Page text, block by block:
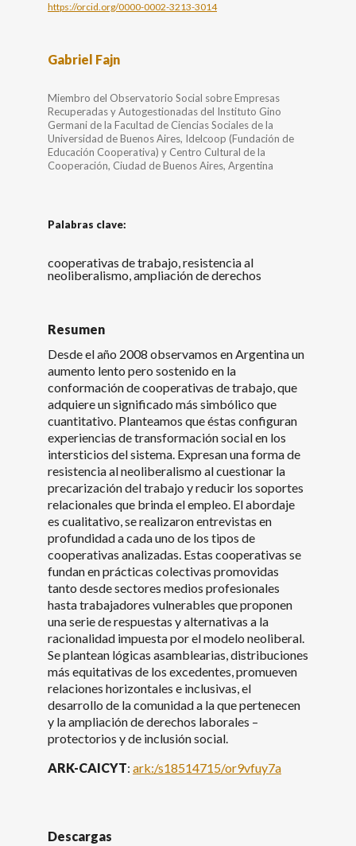
https://orcid.org/0000-0002-3213-3014
Gabriel Fajn
Miembro del Observatorio Social sobre Empresas
Recuperadas y Autogestionadas del Instituto Gino
Germani de la Facultad de Ciencias Sociales de la
Universidad de Buenos Aires, Idelcoop (Fundación de
Educación Cooperativa) y Centro Cultural de la
Cooperación, Ciudad de Buenos Aires, Argentina
Palabras clave:
cooperativas de trabajo, resistencia al
neoliberalismo, ampliación de derechos
Resumen
Desde el año 2008 observamos en Argentina un
aumento lento pero sostenido en la
conformación de cooperativas de trabajo, que
adquiere un significado más simbólico que
cuantitativo. Planteamos que éstas configuran
experiencias de transformación social en los
intersticios del sistema. Expresan una forma de
resistencia al neoliberalismo al cuestionar la
precarización del trabajo y reducir los soportes
relacionales que brinda el empleo. El abordaje
es cualitativo, se realizaron entrevistas en
profundidad a cada uno de los tipos de
cooperativas analizadas. Estas cooperativas se
fundan en prácticas colectivas promovidas
tanto desde sectores medios profesionales
hasta trabajadores vulnerables que proponen
una serie de respuestas y alternativas a la
racionalidad impuesta por el modelo neoliberal.
Se plantean lógicas asamblearias, distribuciones
más equitativas de los excedentes, promueven
relaciones horizontales e inclusivas, el
desarrollo de la comunidad a la que pertenecen
y la ampliación de derechos laborales –
protectorios y de inclusión social.
ARK-CAICYT: ark:/s18514715/or9vfuy7a
Descargas